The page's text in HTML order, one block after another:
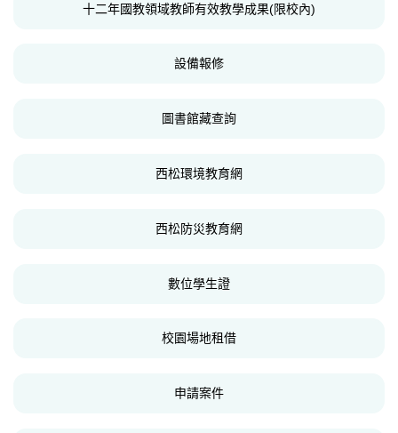
十二年國教領域教師有效教學成果(限校內)
設備報修
圖書館藏查詢
西松環境教育網
西松防災教育網
數位學生證
校園場地租借
申請案件